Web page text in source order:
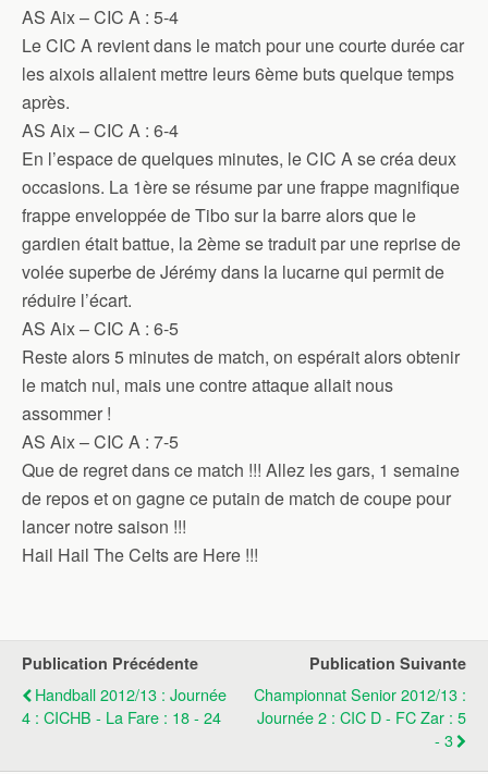
AS Aix – CIC A : 5-4
Le CIC A revient dans le match pour une courte durée car
les aixois allaient mettre leurs 6ème buts quelque temps
après.
AS Aix – CIC A : 6-4
En l’espace de quelques minutes, le CIC A se créa deux
occasions. La 1ère se résume par une frappe magnifique
frappe enveloppée de Tibo sur la barre alors que le
gardien était battue, la 2ème se traduit par une reprise de
volée superbe de Jérémy dans la lucarne qui permit de
réduire l’écart.
AS Aix – CIC A : 6-5
Reste alors 5 minutes de match, on espérait alors obtenir
le match nul, mais une contre attaque allait nous
assommer !
AS Aix – CIC A : 7-5
Que de regret dans ce match !!! Allez les gars, 1 semaine
de repos et on gagne ce putain de match de coupe pour
lancer notre saison !!!
Hail Hail The Celts are Here !!!
Publication Précédente
Handball 2012/13 : Journée
4 : CICHB - La Fare : 18 - 24
Publication Suivante
Championnat Senior 2012/13 :
Journée 2 : CIC D - FC Zar : 5
- 3